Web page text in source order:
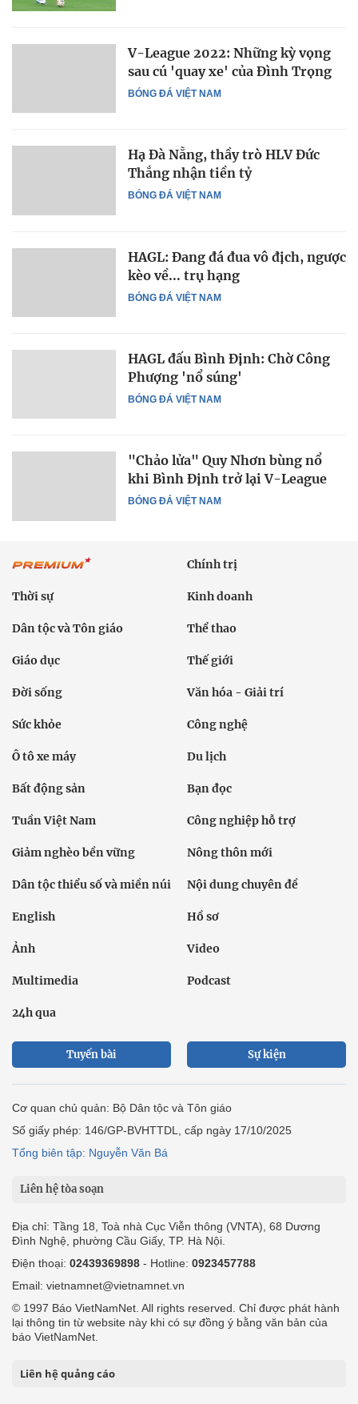
BÓNG ĐÁ VIỆT NAM
V-League 2022: Những kỳ vọng
sau cú 'quay xe' của Đình Trọng
BÓNG ĐÁ VIỆT NAM
Hạ Đà Nẵng, thầy trò HLV Đức
Thắng nhận tiền tỷ
BÓNG ĐÁ VIỆT NAM
HAGL: Đang đá đua vô địch, ngược
kèo về... trụ hạng
BÓNG ĐÁ VIỆT NAM
HAGL đấu Bình Định: Chờ Công
Phượng 'nổ súng'
BÓNG ĐÁ VIỆT NAM
"Chảo lửa" Quy Nhơn bùng nổ
khi Bình Định trở lại V-League
Chính trị
Thời sự Kinh doanh
Dân tộc và Tôn giáo Thể thao
Giáo dục Thế giới
Đời sống Văn hóa - Giải trí
Sức khỏe Công nghệ
Ô tô xe máy Du lịch
Bất động sản Bạn đọc
Tuần Việt Nam Công nghiệp hỗ trợ
Giảm nghèo bền vững Nông thôn mới
Dân tộc thiểu số và miền núi Nội dung chuyên đề
English Hồ sơ
Ảnh Video
Multimedia Podcast
24h qua
Tuyến bài Sự kiện
Cơ quan chủ quản: Bộ Dân tộc và Tôn giáo
Số giấy phép: 146/GP-BVHTTDL, cấp ngày 17/10/2025
Tổng biên tập: Nguyễn Văn Bá
Liên hệ tòa soạn
Địa chỉ: Tầng 18, Toà nhà Cục Viễn thông (VNTA), 68 Dương
Đình Nghệ, phường Cầu Giấy, TP. Hà Nội.
Điện thoại: 02439369898 - Hotline: 0923457788
Email: vietnamnet@vietnamnet.vn
© 1997 Báo VietNamNet. All rights reserved. Chỉ được phát hành
lại thông tin từ website này khi có sự đồng ý bằng văn bản của
báo VietNamNet.
Liên hệ quảng cáo